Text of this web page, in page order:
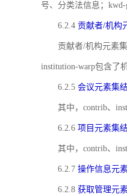
号、分类法信息；
6.2.4 贡献者/机构
贡献者/机构元素
institution-warp包含了
6.2.5 会议元素集
其中，contrib、
6.2.6 项目元素集
其中，contrib、
6.2.7 操作信息元
6.2.8 获取管理元